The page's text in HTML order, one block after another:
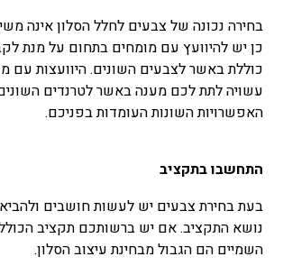
בחירה נכונה של צבעים לחלל הסלון אינה
כן יש להיוועץ עם מומחים בתחום על מנת
כוללת באשר לצבעים השונים. היוועצות עם
עשויה לתת לכם מענה באשר לטרנדים
האפשרויות השונות העומדות בפניכם.
התחשבו בתקציב
בעת בחירת צבעים יש לעשות חושבים
נושא התקציב. אם יש ברשותכם תקציב
השמיים הם הגבול מבחינת עיצוב הסלון.